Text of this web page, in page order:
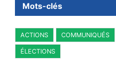
Mots-clés
ACTIONS COMMUNIQUÉS
ÉLECTIONS